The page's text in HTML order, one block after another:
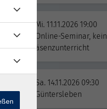
Mi. 11.11.2026 19:00
Online-Seminar, kein
Präsenzunterricht
Sa. 14.11.2026 09:30
Güntersleben